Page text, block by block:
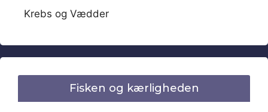
Krebs og Vædder
Fisken og kærligheden